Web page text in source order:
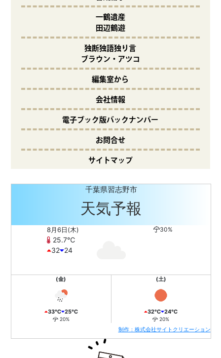
一鶴遺産
田辺鶴遊
独断独語独り言
ブラウン・アツコ
編集室から
会社情報
電子ブック版バックナンバー
お問合せ
サイトマップ
千葉県習志野市
天気予報
8月6日(木)
25.7℃
32 24
30%
(金)
33℃ 25℃
20%
(土)
32℃ 24℃
20%
制作：株式会社サイトクリエーション